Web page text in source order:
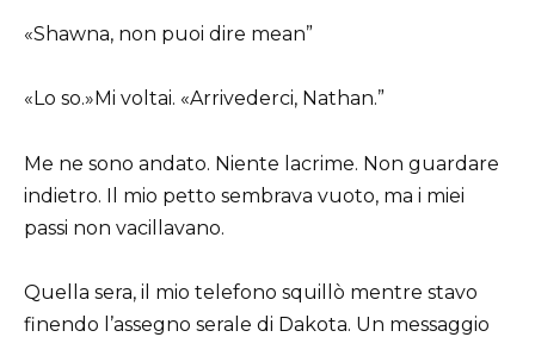
«Shawna, non puoi dire mean”
«Lo so.»Mi voltai. «Arrivederci, Nathan.”
Me ne sono andato. Niente lacrime. Non guardare
indietro. Il mio petto sembrava vuoto, ma i miei
passi non vacillavano.
Quella sera, il mio telefono squillò mentre stavo
finendo l’assegno serale di Dakota. Un messaggio